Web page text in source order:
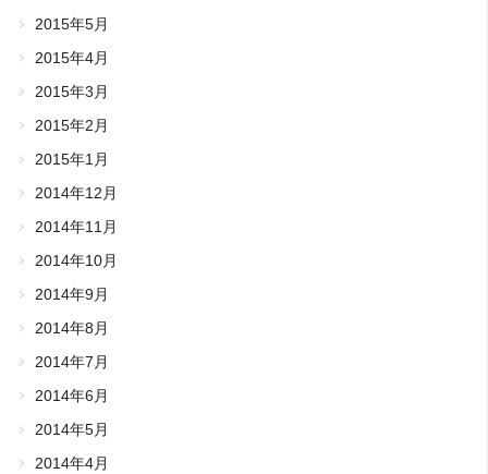
2015年5月
2015年4月
2015年3月
2015年2月
2015年1月
2014年12月
2014年11月
2014年10月
2014年9月
2014年8月
2014年7月
2014年6月
2014年5月
2014年4月